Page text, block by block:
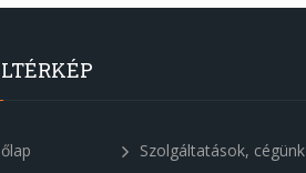
Szolgáltatások, cégünk